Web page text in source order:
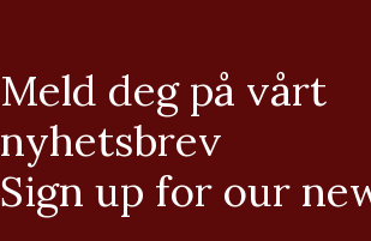
Meld deg på vårt
nyhetsbrev
Sign up for our